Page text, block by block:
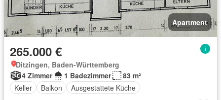
Apartment
265.000 €
Ditzingen, Baden-Württemberg
4 Zimmer
1 Badezimmer
83 m²
Keller
Balkon Ausgestattete Küche